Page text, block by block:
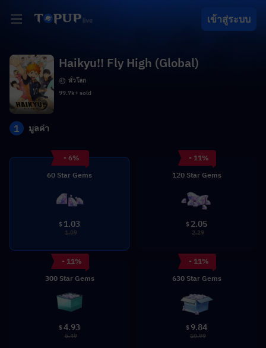
เข้าสู่ระบบ
Haikyu!! Fly High (Global)
ทั่วโลก
99.7k+ sold
1 มูลค่า
- 6%
60 Star Gems
$ 1.03
1.09
- 11%
120 Star Gems
$ 2.05
2.29
- 11%
300 Star Gems
$4.93
5.49
- 11%
630 Star Gems
$9.84
10.99